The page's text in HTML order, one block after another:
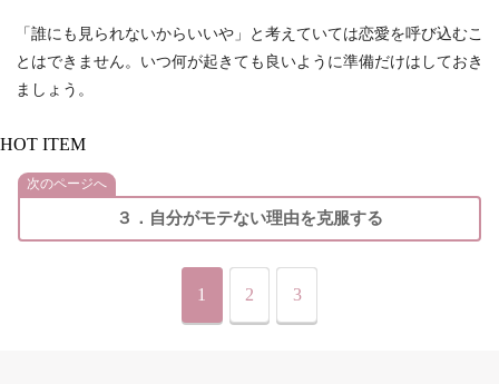
「誰にも見られないからいいや」と考えていては恋愛を呼び込むこ
とはできません。いつ何が起きても良いように準備だけはしておき
ましょう。
HOT ITEM
次のページへ
３．自分がモテない理由を克服する
1 2 3